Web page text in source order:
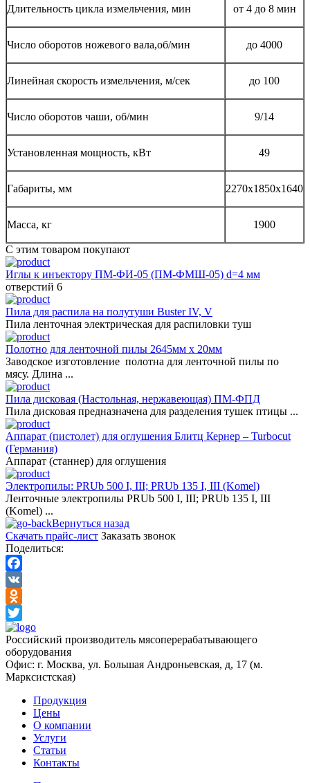
Длительность цикла измельчения, мин от 4 до 8 мин
Число оборотов ножевого вала,об/мин до 4000
Линейная скорость измельчения, м/сек до 100
Число оборотов чаши, об/мин 9/14
Установленная мощность, кВт 49
Габариты, мм 2270х1850х1640
Масса, кг 1900
С этим товаром покупают
Иглы к инъектору ПМ-ФИ-05 (ПМ-ФМШ-05) d=4 мм
отверстий 6
Пила для распила на полутуши Buster IV, V
Пила ленточная электрическая для распиловки туш
Полотно для ленточной пилы 2645мм х 20мм
Заводское изготовление полотна для ленточной пилы по
мясу. Длина ...
Пила дисковая (Настольная, нержавеющая) ПМ-ФПД
Пила дисковая предназначена для разделения тушек птицы ...
Аппарат (пистолет) для оглушения Блитц Кернер – Turbocut
(Германия)
Аппарат (станнер) для оглушения
Электропилы: PRUb 500 I, III; PRUb 135 I, III (Komel)
Ленточные электропилы PRUb 500 I, III; PRUb 135 I, III
(Komel) ...
Вернуться назад
Скачать прайс-лист Заказать звонок
Поделиться:
Facebook
VK
Odnoklassniki
Twitter
Российский производитель мясоперерабатывающего
оборудования
Офис: г. Москва, ул. Большая Андроньевская, д, 17 (м.
Марксистская)
Продукция
Цены
О компании
Услуги
Статьи
Контакты